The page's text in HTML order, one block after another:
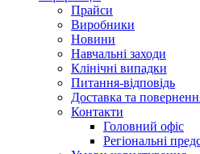
Прайси
Виробники
Новини
Навчальні заходи
Клінічні випадки
Питання-відповідь
Доставка та
Контакти
Головний офіс
Регіональні